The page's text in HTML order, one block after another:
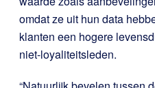
omdat ze uit hun data
klanten een hogere
niet-loyaliteitsleden.